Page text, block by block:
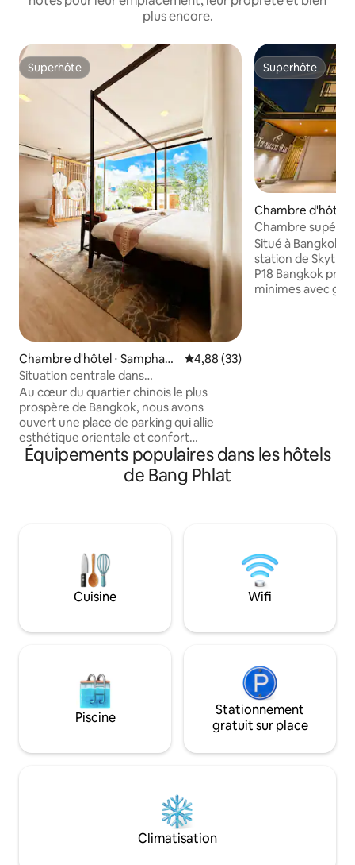
plus encore.
Superhôte
Superhôte
Chambre d'hôtel ⋅ Samphant
hawong
Évaluation moyenne sur la
4,88 (33)
Situation centrale dans
Chinatown | Petit-déjeuner
gratuit | Blanchisserie | Logement très
bien noté | Proche de SongWat et du
métro | Suite avec jardin privé et vue sur
Chinatown la nuit | Très grande baignoire
Au cœur du quartier chinois le plus
prospère de Bangkok, nous avons
ouvert une place de parking qui allie
esthétique orientale et confort
moderne d'un côté.Ce n'est pas
seulement une station de voyage, mais
aussi un endroit idéal pour s'immerger
le plus authentique, les nageoires de
requin, le zodiaque et les collations au
Michelin rouge, tous à portée de main. •
À 5 minutes à pied de la station MRT Wat
monuments populaires tels que le Grand
Wenchuang, entouré de nombreux
restaurants et cafés Michelin, la vieille
ville est entrelacée avec la nouvelle
tendance, vintage et art. Nous
chaque voyageur : • Petit déjeuner frais
vous puissiez commencer votre journée
avec une agréable matinée. • Service de
blanchisserie gratuit : pour les voyageurs
de longue durée, nous fournissons un
Superhôte
Superhôte
Chambre d'hôtel
ewi
Chambre
Situé à Bangkok,
station de
P18 Bangkok
minimes avec
voyageurs à
Équipements populaires dans les hôtels
de Bang Phlat
Cuisine Wifi
Piscine
Stationnement
gratuit sur place
Climatisation